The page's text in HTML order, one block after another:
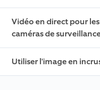
Vidéo en direct pour
caméras de
Utiliser l'image en